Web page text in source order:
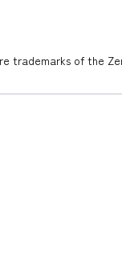
trademarks of the